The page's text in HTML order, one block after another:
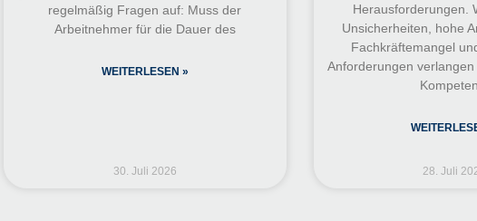
regelmäßig Fragen auf: Muss der
Arbeitnehmer für die Dauer des
WEITERLESEN »
30. Juli 2026
Herausforderungen.
Unsicherheiten, hohe
Fachkräftemangel
Anforderungen
28. Juli